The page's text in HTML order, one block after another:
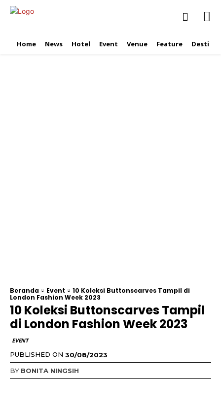
Home News Hotel Event Venue Feature
Beranda Event
10 Koleksi Buttonscarves Tampil di
London Fashion Week 2023
10 Koleksi Buttonscarves Tampil
di London Fashion Week 2023
EVENT
PUBLISHED ON 30/08/2023
BY BONITA NINGSIH